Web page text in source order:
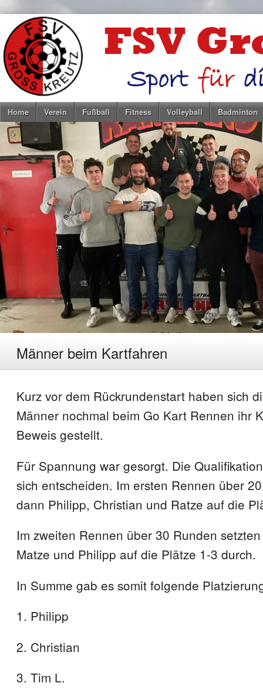
Home Verein Fußball Fitness Volleyball Badminton
Männer beim Kartfahren
Kurz vor dem Rückrundenstart haben sich
Männer nochmal beim Go Kart Rennen ihr
Beweis gestellt.
Für Spannung war gesorgt. Die
sich entscheiden. Im ersten Rennen über
dann Philipp, Christian und Ratze auf die
Im zweiten Rennen über 30 Runden
Matze und Philipp auf die Plätze 1-3 durch.
In Summe gab es somit folgende
1. Philipp
2. Christian
3. Tim L.